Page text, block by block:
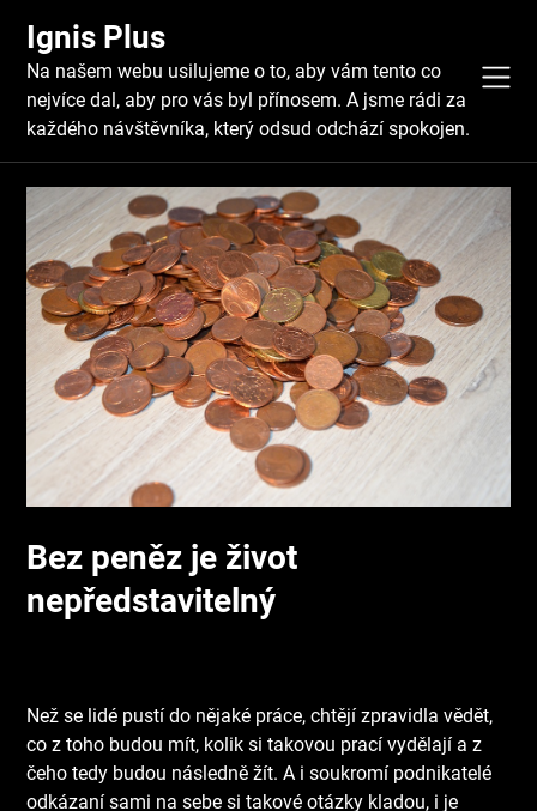
content
Ignis Plus
Na našem webu usilujeme o to, aby vám tento co
nejvíce dal, aby pro vás byl přínosem. A jsme rádi za
každého návštěvníka, který odsud odchází spokojen.
Bez peněz je život
nepředstavitelný
Než se lidé pustí do nějaké práce, chtějí zpravidla vědět,
co z toho budou mít, kolik si takovou prací vydělají a z
čeho tedy budou následně žít. A i soukromí podnikatelé
odkázaní sami na sebe si takové otázky kladou, i je